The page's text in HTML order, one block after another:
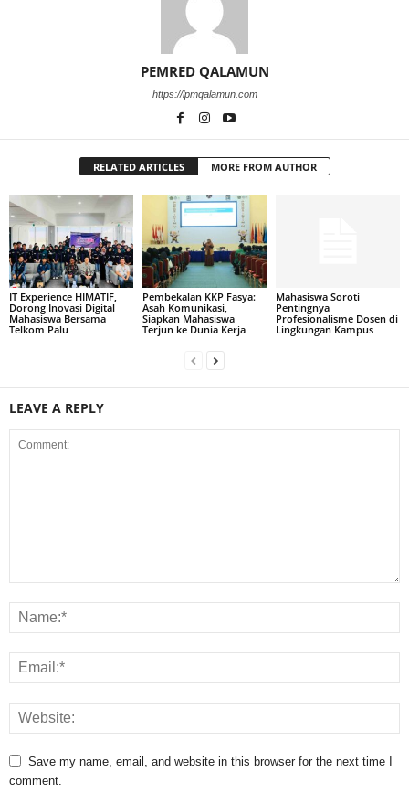
PEMRED QALAMUN
https://lpmqalamun.com
RELATED ARTICLES MORE FROM AUTHOR
IT Experience HIMATIF,
Dorong Inovasi Digital
Mahasiswa Bersama
Telkom Palu
Pembekalan KKP Fasya:
Asah Komunikasi,
Siapkan Mahasiswa
Terjun ke Dunia Kerja
Mahasiswa Soroti
Pentingnya
Profesionalisme Dosen di
Lingkungan Kampus
LEAVE A REPLY
Save my name, email, and website in this browser for the next time I
comment.